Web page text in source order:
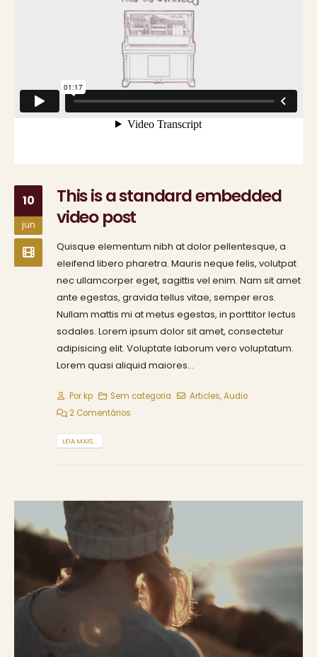
10
jun
This is a standard embedded
video post
Quisque elementum nibh at dolor pellentesque, a
eleifend libero pharetra. Mauris neque felis, volutpat
nec ullamcorper eget, sagittis vel enim. Nam sit amet
ante egestas, gravida tellus vitae, semper eros.
Nullam mattis mi at metus egestas, in porttitor lectus
sodales. Lorem ipsum dolor sit amet, consectetur
adipisicing elit. Voluptate laborum vero voluptatum.
Lorem quasi aliquid maiores...
Porkp Sem categoria Articles,Audio
2 Comentários
LEIA MAIS...